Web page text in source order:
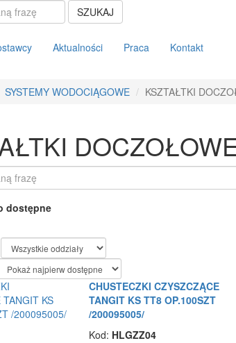
SZUKAJ
Aktualności Praca Kontakt
SYSTEMY WODOCIĄGOWE KSZTAŁTKI
dostępne
CHUSTECZKI CZYSZCZĄCE
TANGIT KS TT8 OP.100SZT
/200095005/
Kod: HLGZZ04